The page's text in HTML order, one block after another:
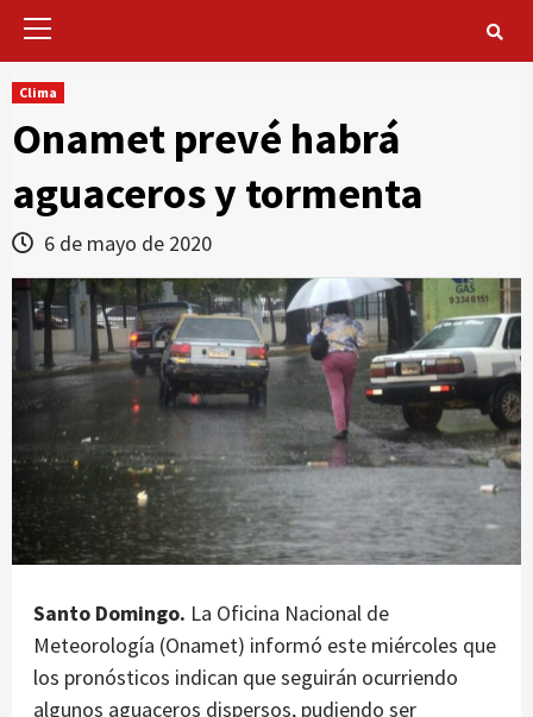
Primary
Clima
Onamet prevé habrá
aguaceros y tormenta
6 de mayo de 2020
Santo Domingo. La Oficina Nacional de
Meteorología (Onamet) informó este miércoles que
los pronósticos indican que seguirán ocurriendo
algunos aguaceros dispersos, pudiendo ser